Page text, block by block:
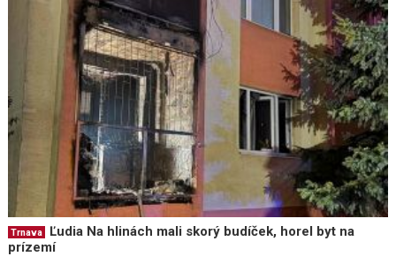
Trnava
Ľudia Na hlinách mali skorý budíček, horel byt na
prízemí